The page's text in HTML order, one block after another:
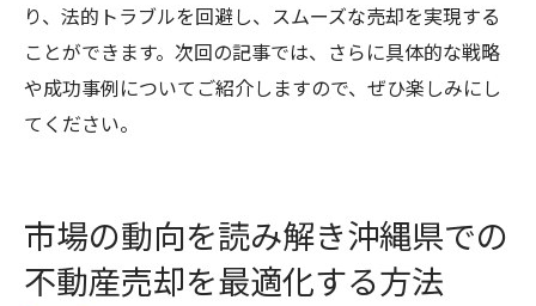
り、法的トラブルを回避し、スムーズな売却を実現する
ことができます。次回の記事では、さらに具体的な戦略
や成功事例についてご紹介しますので、ぜひ楽しみにし
てください。
市場の動向を読み解き沖縄県での
不動産売却を最適化する方法